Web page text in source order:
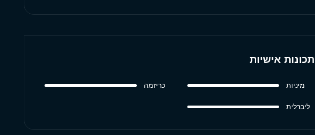
תכונות אישיות
מיניות כריזמה
ליברלית